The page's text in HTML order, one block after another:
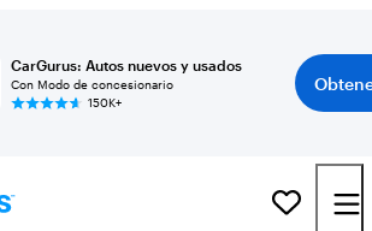
CarGurus: Autos nuevos y usados
Con Modo de concesionario
150K+